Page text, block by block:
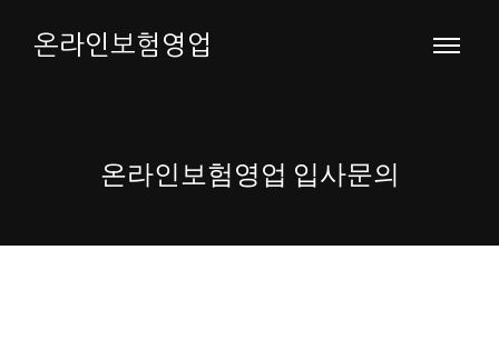
온라인보험영업
온라인보험영업 입사문의